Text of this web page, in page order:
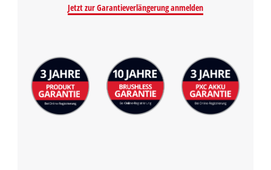
Jetzt zur Garantieverlängerung anmelden